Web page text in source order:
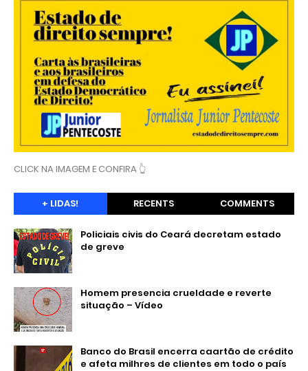
CLICK NA IMAGEM E CONFIRA 👆
+ LIDAS! RECENTS COMMENTS
Policiais civis do Ceará decretam estado
de greve
Homem presencia crueldade e reverte
situação – Vídeo
Banco do Brasil encerra caartão de crédito
e afeta milhres de clientes em todo o país